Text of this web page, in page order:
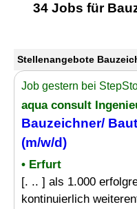
34 Jobs für
Stellenangebote
Job gestern bei
aqua consult
Bauzeichner/
(m/w/d)
• Erfurt
[. .. ] als 1.000
kontinuierlich